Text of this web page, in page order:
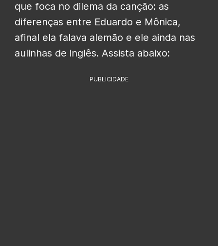
que foca no dilema da canção: as
diferenças entre Eduardo e Mônica,
afinal ela falava alemão e ele ainda nas
aulinhas de inglês. Assista abaixo:
PUBLICIDADE